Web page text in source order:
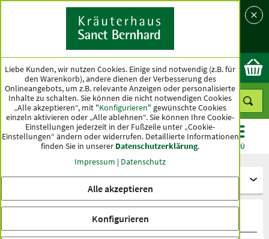
Land
Ok
KATEGORIEN ANGEBOTE TOPSELLER MENÜ
Kosmetik
Sanddorn Hautpflege
Liebe Kunden, wir nutzen Cookies. Einige sind notwendig (z.B. für
den Warenkorb), andere dienen der Verbesserung des
Onlineangebots, um z.B. relevante Anzeigen oder personalisierte
Inhalte zu schalten. Sie können die nicht notwendigen Cookies
„Alle akzeptieren“, mit "Konfigurieren" gewünschte Cookies
einzeln aktivieren oder „Alle ablehnen“. Sie können Ihre Cookie-
Einstellungen jederzeit in der Fußzeile unter „Cookie-
Einstellungen“ ändern oder widerrufen. Detaillierte Informationen
finden Sie in unserer Datenschutzerklärung.
Impressum | Datenschutz
Alle akzeptieren
Konfigurieren